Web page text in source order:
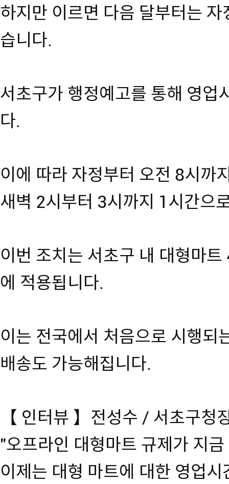
하지만 이르면 다음 달부터는
습니다.
서초구가 행정예고를 통해 영업
다.
이에 따라 자정부터 오전 8시까
새벽 2시부터 3시까지 1시간으
이번 조치는 서초구 내 대형마
에 적용됩니다.
이는 전국에서 처음으로 시행되
배송도 가능해집니다.
【 인터뷰 】전성수 / 서초구청
"오프라인 대형마트 규제가 지
이제는 대형 마트에 대한 영업